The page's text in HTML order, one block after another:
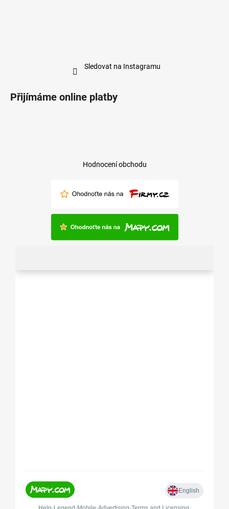
Sledovat na Instagramu
Přijímáme online platby
Hodnocení obchodu